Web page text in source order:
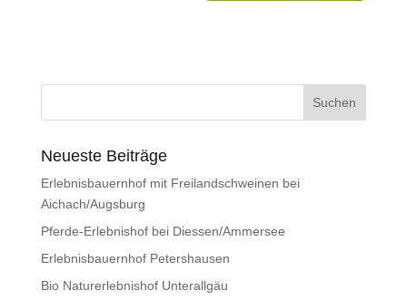
Neueste Beiträge
Erlebnisbauernhof mit Freilandschweinen bei
Aichach/Augsburg
Pferde-Erlebnishof bei Diessen/Ammersee
Erlebnisbauernhof Petershausen
Bio Naturerlebnishof Unterallgäu